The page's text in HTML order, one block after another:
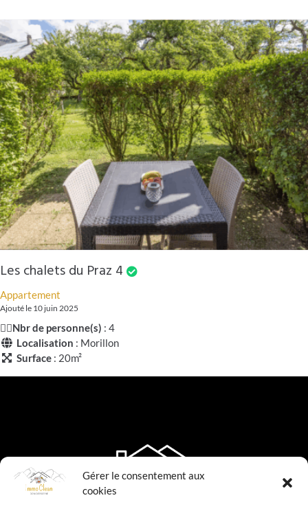
Gérer le consentement aux
cookies
Les chalets du Praz 4
Appartement
Ajouté le 10 juin 2025
🧍‍♂️Nbr de personne(s) : 4
Localisation : Morillon
Surface: 20m²